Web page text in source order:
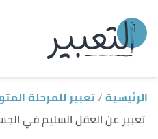
الرئيسية تعبير للمرحلة
تعبير عن العقل السليم في